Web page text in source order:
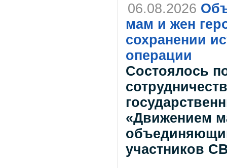
06.08.2026
мам и жен
сохранении
операции
Состоялось
«Движением
участников